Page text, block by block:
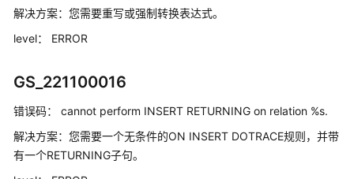
告
产
介
计
费
解决方案： 您需要重写或强制转换表达式。
level：
ERROR
GS_221100016
错误码：
cannot perform INSERT RETURNING on relation %s.
解决方案： 您需要一个无条件的ON INSERT DOTRACE规则，并带
有一个RETURNING子句。